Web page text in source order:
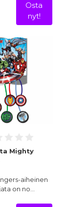
Osta
nyt!
Mighty
aiheinen
on no…